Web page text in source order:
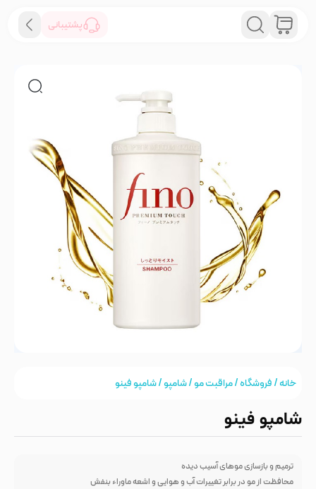
پشتیبانی
خانه/فروشگاه/مراقبت مو/شامپو/ شامپو فینو
شامپو فینو
ترمیم و بازسازی موهای آسیب دیده
محافظت از مو در برابر تغییرات آب و هوایی و اشعه ماوراء بنفش